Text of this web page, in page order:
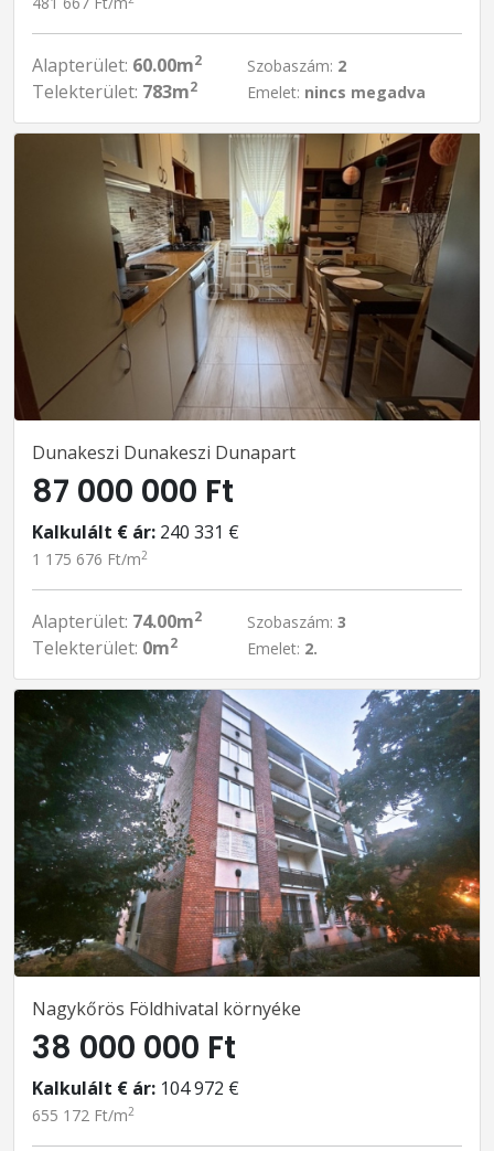
Alapterület: 60.00m2
Telekterület: 783m2
Szobaszám: 2
Emelet: nincs megadva
Dunakeszi Dunakeszi Dunapart
87 000 000 Ft
Kalkulált € ár: 240 331 €
1 175 676 Ft/m2
Alapterület: 74.00m2
Telekterület: 0m2
Szobaszám: 3
Emelet: 2.
Nagykőrös Földhivatal környéke
38 000 000 Ft
Kalkulált € ár: 104 972 €
655 172 Ft/m2